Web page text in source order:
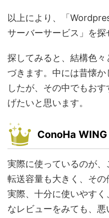
以上により、「
サーバーサービス」を探
探してみると、結構色
づきます。中には昔懐
したが、その中でもお
げたいと思います。
ConoHa WING
実際に使っているのが、
転送容量も大きく、その
実際、十分に使いやす
なレビューをみても、